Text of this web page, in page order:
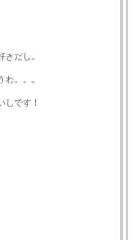
だし。
。。。
しです！